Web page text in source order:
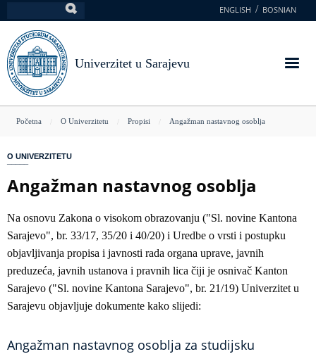
na
glavni
sadržaj
ENGLISH BOSNIAN
Univerzitet u Sarajevu
You
here
Početna O Univerzitetu Propisi Angažman nastavnog osoblja
O UNIVERZITETU
Angažman nastavnog osoblja
Na osnovu Zakona o visokom obrazovanju ("Sl. novine Kantona
Sarajevo", br. 33/17, 35/20 i 40/20) i Uredbe o vrsti i postupku
objavljivanja propisa i javnosti rada organa uprave, javnih
preduzeća, javnih ustanova i pravnih lica čiji je osnivač Kanton
Sarajevo ("Sl. novine Kantona Sarajevo", br. 21/19) Univerzitet u
Sarajevu objavljuje dokumente kako slijedi:
Angažman nastavnog osoblja za studijsku